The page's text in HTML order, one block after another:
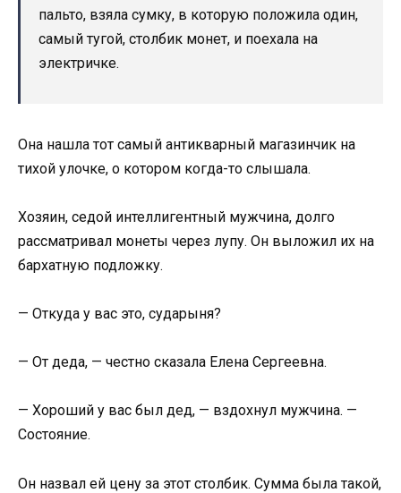
пальто, взяла сумку, в которую положила один,
самый тугой, столбик монет, и поехала на
электричке.
Она нашла тот самый антикварный магазинчик на
тихой улочке, о котором когда-то слышала.
Хозяин, седой интеллигентный мужчина, долго
рассматривал монеты через лупу. Он выложил их на
бархатную подложку.
— Откуда у вас это, сударыня?
— От деда, — честно сказала Елена Сергеевна.
— Хороший у вас был дед, — вздохнул мужчина. —
Состояние.
Он назвал ей цену за этот столбик. Сумма была такой,